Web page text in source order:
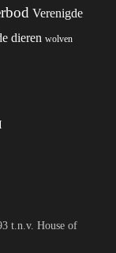
Verenigde
dieren wolven
t.n.v. House of